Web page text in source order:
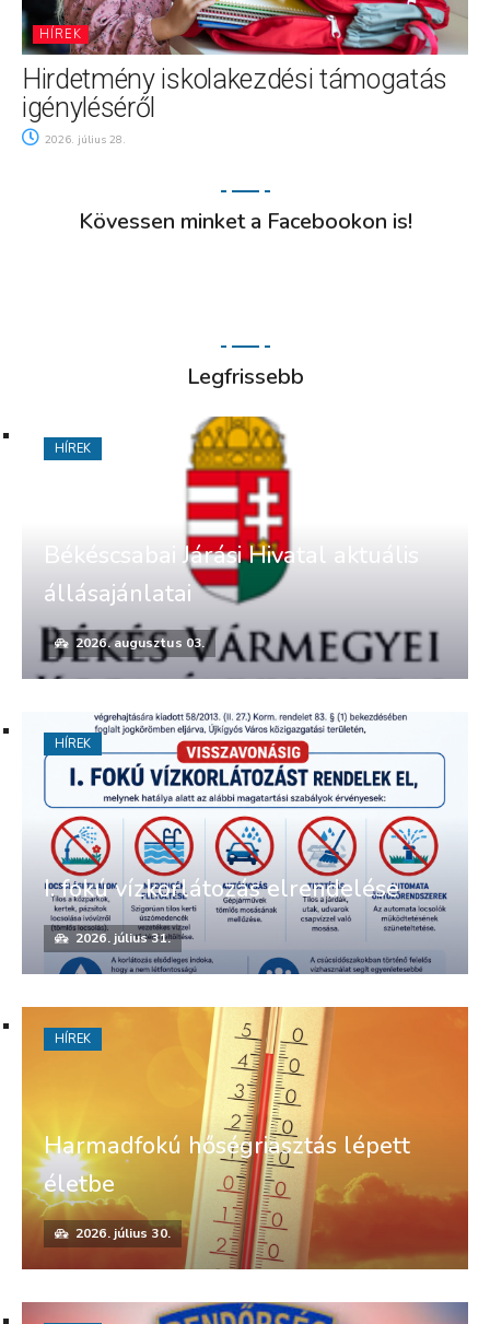
HÍREK
Hirdetmény iskolakezdési támogatás
igényléséről
2026. július 28.
Kövessen minket a Facebookon is!
Legfrissebb
Békéscsabai Járási Hivatal aktuális
állásajánlatai
2026. augusztus 03.
HÍREK
I. fokú vízkorlátozás elrendelése
2026. július 31.
HÍREK
Harmadfokú hőségriasztás lépett
életbe
2026. július 30.
HÍREK